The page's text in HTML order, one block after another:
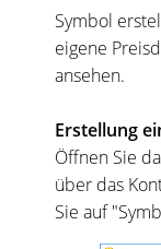
Symbol
eigene
ansehen.
Erstellung
Öffnen Sie
über das
Sie auf